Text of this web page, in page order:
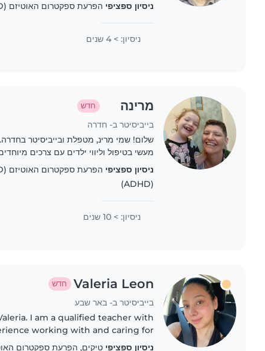
ניסיון ספציפי הפרעת ספקטרום האוטיזם (ASD)
ניסיון: > 4 שנים
מרינה חדש
בייביסיטר ב- חדרה
מעשי בטיפול וליווי ילדים עם צרכים
ניסיון ספציפי
(ADHD)
ניסיון: > 10 שנים
Valeria Leon חדש
בייביסיטר ב- באר שבע
I am a qualified teacher with
working with and caring for
in both Spanish and English, and
ניסיון ספציפי